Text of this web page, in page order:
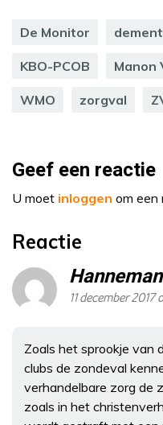
De Monitor
KBO-PCOB Manon
WMO zorgval
Geef een reactie
U moet inloggen om een
Reactie
Hanneman
11 december 2017
Zoals het sprookje van
clubs de zondeval
verhandelbare zorg de
zoals in het